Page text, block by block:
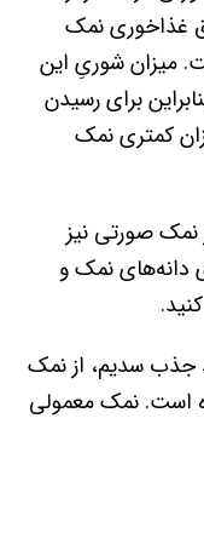
غذاخوری نمک‌
میزان شوریِ این
برای رسیدن
کمتری نمک
نمک‌ صورتی نیز
دانه‌های نمک و
می‌گوید ۷۵ درصد جذب سدیم، از نمک
است. نمک‌ معمولی